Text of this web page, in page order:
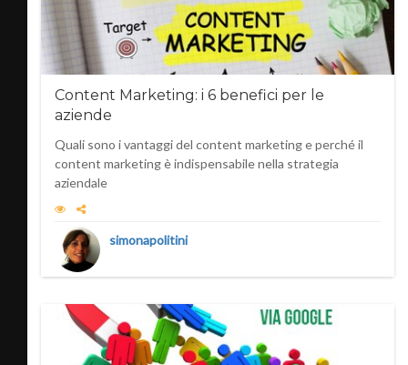
Content Marketing: i 6 benefici per le
aziende
Quali sono i vantaggi del content marketing e perché il
content marketing è indispensabile nella strategia
aziendale
simonapolitini